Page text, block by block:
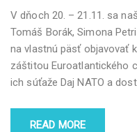
V dňoch 20. – 21.11. sa
Tomáš Borák, Simona
na vlastnú päsť objavovať
záštitou Euroatlantického
ich súťaže Daj NATO a
READ MORE